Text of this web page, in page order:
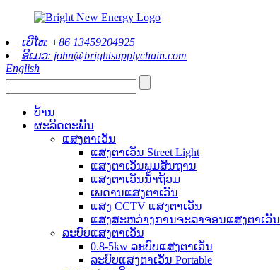
ເບີໂທ: +86 13459204925
ອີເມວ: john@brightsupplychain.com
English
ບ້ານ
ຜະລິດຕະພັນ
ແສງຕາເວັນ
ແສງຕາເວັນ Street Light
ແສງຕາເວັນພູມສັນຖານ
ແສງຕາເວັນນໍ້າຖ້ວມ
ເພດານແສງຕາເວັນ
ແສງ CCTV ແສງຕາເວັນ
ແສງສະຫວ່າງການຈະລາຈອນແສງຕາເວັນ
ລະບົບແສງຕາເວັນ
0.8-5kw ລະບົບແສງຕາເວັນ
ລະບົບແສງຕາເວັນ Portable